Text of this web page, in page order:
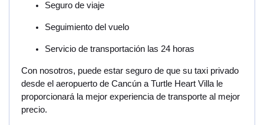
Seguro de viaje
Seguimiento del vuelo
Servicio de transportación las 24 horas
Con nosotros, puede estar seguro de que su taxi privado
desde el aeropuerto de Cancún a Turtle Heart Villa le
proporcionará la mejor experiencia de transporte al mejor
precio.